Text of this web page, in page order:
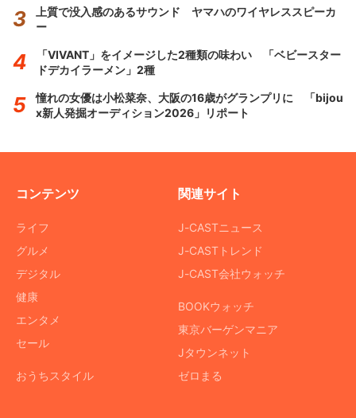
上質で没入感のあるサウンド ヤマハのワイヤレススピーカ
ー
「VIVANT」をイメージした2種類の味わい 「ベビースター
ドデカイラーメン」2種
憧れの女優は小松菜奈、大阪の16歳がグランプリに 「bijou
x新人発掘オーディション2026」リポート
コンテンツ
ライフ
グルメ
デジタル
健康
エンタメ
セール
おうちスタイル
関連サイト
J-CASTニュース
J-CASTトレンド
J-CAST会社ウォッチ
BOOKウォッチ
東京バーゲンマニア
Jタウンネット
ゼロまる